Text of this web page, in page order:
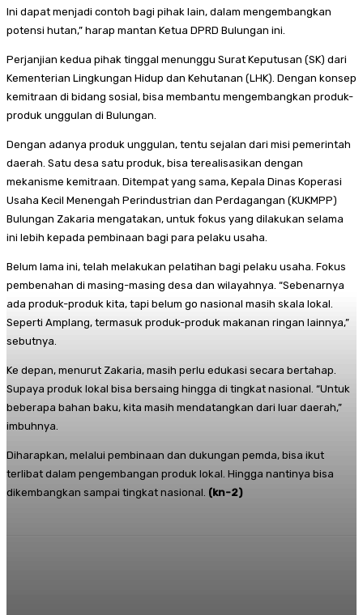
Ini dapat menjadi contoh bagi pihak lain, dalam mengembangkan
potensi hutan,” harap mantan Ketua DPRD Bulungan ini.
Perjanjian kedua pihak tinggal menunggu Surat Keputusan (SK) dari
Kementerian Lingkungan Hidup dan Kehutanan (LHK). Dengan konsep
kemitraan di bidang sosial, bisa membantu mengembangkan produk-
produk unggulan di Bulungan.
Dengan adanya produk unggulan, tentu sejalan dari misi pemerintah
daerah. Satu desa satu produk, bisa terealisasikan dengan
mekanisme kemitraan. Ditempat yang sama, Kepala Dinas Koperasi
Usaha Kecil Menengah Perindustrian dan Perdagangan (KUKMPP)
Bulungan Zakaria mengatakan, untuk fokus yang dilakukan selama
ini lebih kepada pembinaan bagi para pelaku usaha.
Belum lama ini, telah melakukan pelatihan bagi pelaku usaha. Fokus
pembenahan di masing-masing desa dan wilayahnya. “Sebenarnya
ada produk-produk kita, tapi belum go nasional masih skala lokal.
Seperti Amplang, termasuk produk-produk makanan ringan lainnya,”
sebutnya.
Ke depan, menurut Zakaria, masih perlu edukasi secara bertahap.
Supaya produk lokal bisa bersaing hingga di tingkat nasional. “Untuk
beberapa bahan baku, kita masih mendatangkan dari luar daerah,”
imbuhnya.
Diharapkan, melalui pembinaan dan dukungan pemda, bisa ikut
terlibat dalam pengembangan produk lokal. Hingga nantinya bisa
dikembangkan sampai tingkat nasional. (kn-2)